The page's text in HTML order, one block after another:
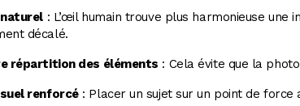
: L’œil humain trouve plus harmonieuse une
décalé.
répartition des éléments : Cela évite que la
renforcé: Placer un sujet sur un point de force